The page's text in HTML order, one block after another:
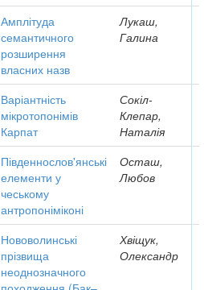
Амплітуда
семантичного
розширення
власних назв
Лукаш,
Галина
Варіантність
мікротопонімів
Карпат
Сокіл-
Клепар,
Наталія
Південнослов'янські
елементи у
чеському
антропоніміконі
Осташ,
Любов
Нововолинські
прізвища
неоднозначного
Хвіщук,
Олександр